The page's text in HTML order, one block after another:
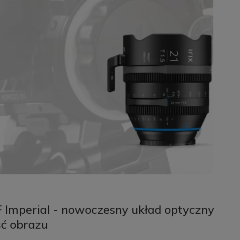
Imperial - nowoczesny układ optyczny
obrazu